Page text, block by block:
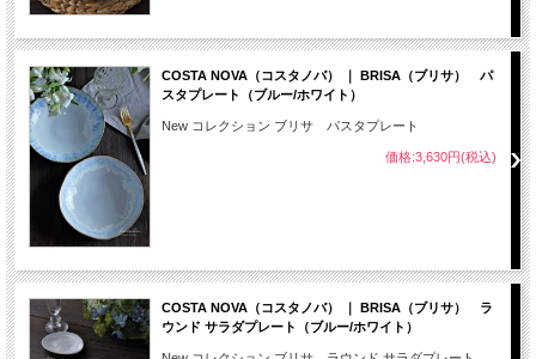
COSTA NOVA（コスタノバ） ｜ BRISA（ブリサ） パ
スタプレート（ブルー/ホワイト）
New コレクション ブリサ パスタプレート
価格:3,630円(税込)
COSTA NOVA（コスタノバ） ｜ BRISA（ブリサ） ラ
ウンド サラダプレート（ブルー/ホワイト）